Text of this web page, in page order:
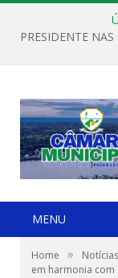
PRESIDENTE
MENU
Home » Notícias
em harmonia